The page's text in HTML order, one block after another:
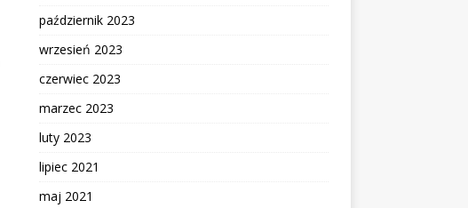
październik 2023
wrzesień 2023
czerwiec 2023
marzec 2023
luty 2023
lipiec 2021
maj 2021